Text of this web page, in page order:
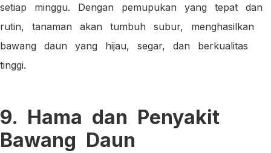
setiap minggu. Dengan pemupukan yang tepat dan
rutin, tanaman akan tumbuh subur, menghasilkan
bawang daun yang hijau, segar, dan berkualitas
tinggi.
9. Hama dan Penyakit
Bawang Daun